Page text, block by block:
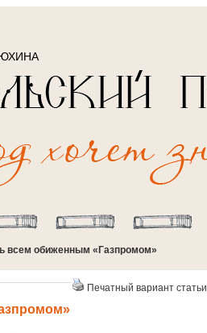
всем обиженным «Газпромом»
Печатный вариант статьи